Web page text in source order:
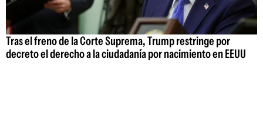
Tras el freno de la Corte Suprema, Trump restringe por
decreto el derecho a la ciudadanía por nacimiento en EEUU